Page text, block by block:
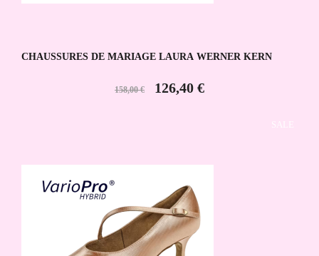
CHAUSSURES DE MARIAGE LAURA WERNER KERN
158,00 € 126,40 €
SALE